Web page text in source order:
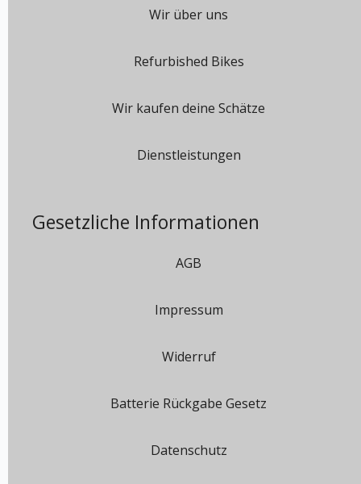
Wir über uns
Refurbished Bikes
Wir kaufen deine Schätze
Dienstleistungen
Gesetzliche Informationen
AGB
Impressum
Widerruf
Batterie Rückgabe Gesetz
Datenschutz